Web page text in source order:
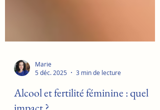
Marie
5 déc. 2025
3 min de lecture